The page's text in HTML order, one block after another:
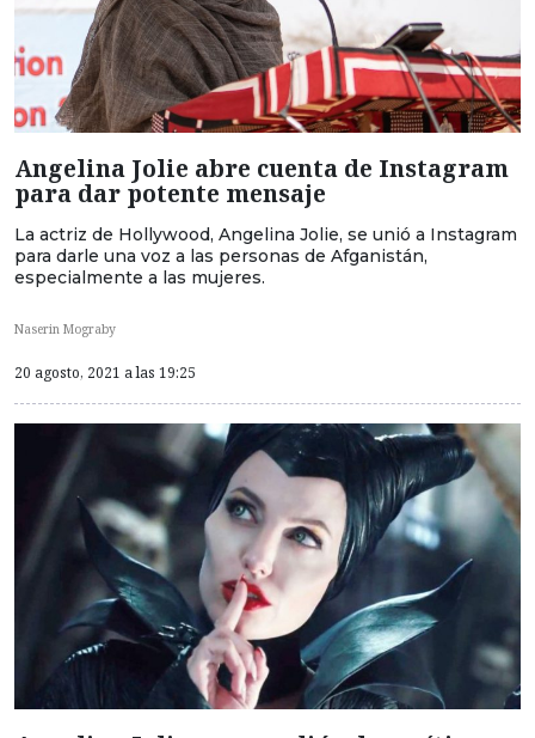
Angelina Jolie abre cuenta de Instagram
para dar potente mensaje
La actriz de Hollywood, Angelina Jolie, se unió a Instagram
para darle una voz a las personas de Afganistán,
especialmente a las mujeres.
Naserin Mograby
20 agosto, 2021 a las 19:25